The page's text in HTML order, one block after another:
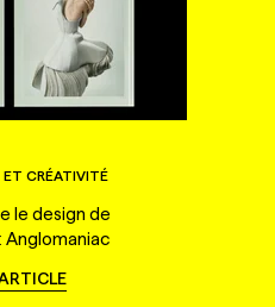
CRÉATIVITÉ
le design de
Anglomaniac